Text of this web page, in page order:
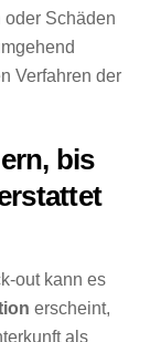
Schäden
Verfahren der
bis
out kann es
erscheint,
als